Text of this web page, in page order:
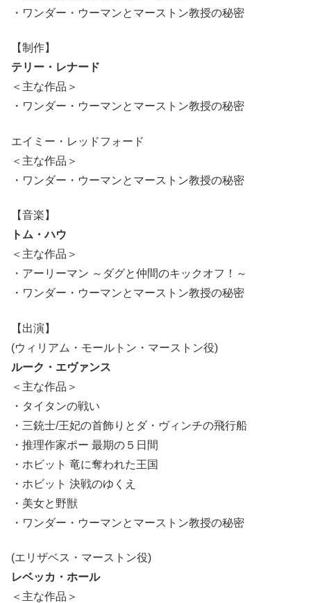
・ワンダー・ウーマンとマーストン教授の秘密
【制作】
テリー・レナード
＜主な作品＞
・ワンダー・ウーマンとマーストン教授の秘密
エイミー・レッドフォード
＜主な作品＞
・ワンダー・ウーマンとマーストン教授の秘密
【音楽】
トム・ハウ
＜主な作品＞
・アーリーマン ～ダグと仲間のキックオフ！～
・ワンダー・ウーマンとマーストン教授の秘密
【出演】
(ウィリアム・モールトン・マーストン役)
ルーク・エヴァンス
＜主な作品＞
・タイタンの戦い
・三銃士/王妃の首飾りとダ・ヴィンチの飛行船
・推理作家ポー 最期の５日間
・ホビット 竜に奪われた王国
・ホビット 決戦のゆくえ
・美女と野獣
・ワンダー・ウーマンとマーストン教授の秘密
(エリザベス・マーストン役)
レベッカ・ホール
＜主な作品＞